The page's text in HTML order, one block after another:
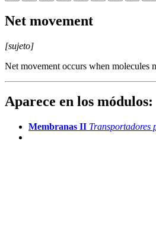
Net movement
[sujeto]
Net movement occurs when molecules
Aparece en los módulos:
Membranas II Transportadores